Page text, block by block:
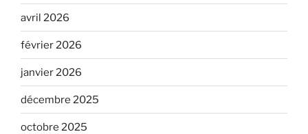
avril 2026
février 2026
janvier 2026
décembre 2025
octobre 2025